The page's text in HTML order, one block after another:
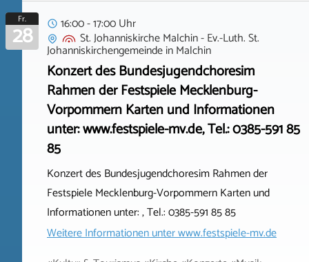
Fr.
28
16:00 - 17:00 Uhr
St. Johanniskirche Malchin - Ev.-Luth. St.
JohanniskirchengemeindeinMalchin
Konzert des Bundesjugendchoresim
Rahmen der Festspiele Mecklenburg-
Vorpommern Karten und Informationen
unter: www.festspiele-mv.de, Tel.: 0385-591 85
85
Konzert des Bundesjugendchoresim Rahmen der
Festspiele Mecklenburg-Vorpommern Karten und
Informationen unter: , Tel.: 0385-591 85 85
Weitere Informationen unterwww.festspiele-mv.de